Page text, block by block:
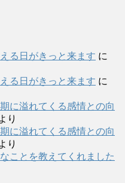
る日がきっと来ます に
る日がきっと来ます に
に溢れてくる感情との向
り
に溢れてくる感情との向
り
ことを教えてくれました